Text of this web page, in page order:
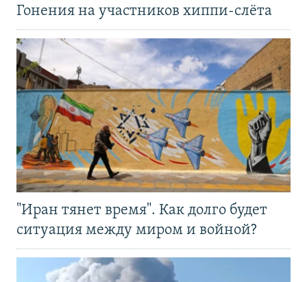
Гонения на участников хиппи-слёта
"Иран тянет время". Как долго будет
ситуация между миром и войной?